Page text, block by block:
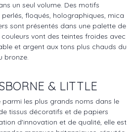
un seul volume. Des motifs
floqués, holographiques, mica
sont présentés dans une palette de
vont des teintes froides avec
et argent aux tons plus chauds du
bronze.
& LITTLE
les plus grands noms dans le
tissus décoratifs et de papiers
d'innovation et de qualité, elle est